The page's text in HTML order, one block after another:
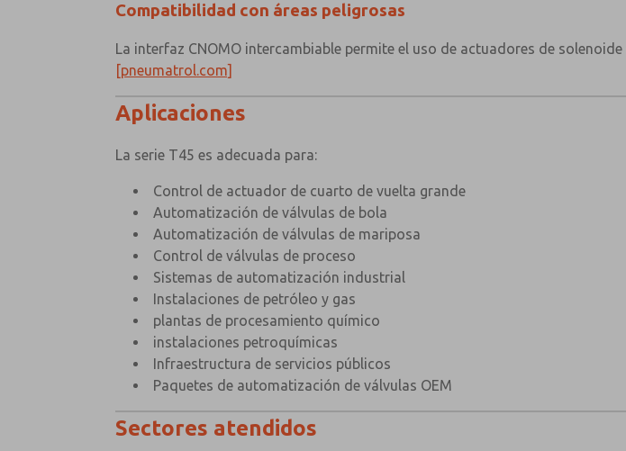
Compatibilidad con áreas peligrosas
La interfaz CNOMO intercambiable permite el uso de actuadores de
[pneumatrol.com]
Aplicaciones
La serie T45 es adecuada para:
Control de actuador de cuarto de vuelta grande
Automatización de válvulas de bola
Automatización de válvulas de mariposa
Control de válvulas de proceso
Sistemas de automatización industrial
Instalaciones de petróleo y gas
plantas de procesamiento químico
instalaciones petroquímicas
Infraestructura de servicios públicos
Paquetes de automatización de válvulas OEM
Sectores atendidos